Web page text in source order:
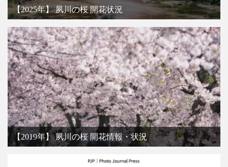
【2025年】 夙川の桜 開花状況
【2019年】 夙川の桜 開花情報・状況